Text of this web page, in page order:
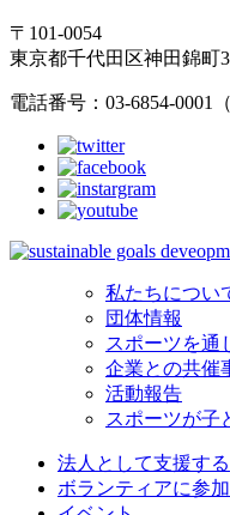
〒101-0054
東京都千代田区神田錦町
電話番号：03-6854-0001
私たちについ
団体情報
スポーツを通
企業との共催
活動報告
スポーツが子
法人として支援する
ボランティアに参